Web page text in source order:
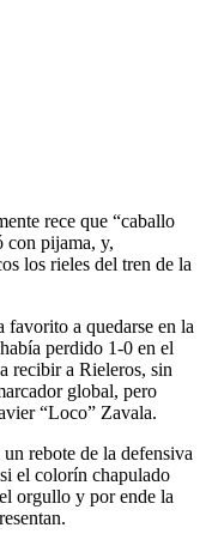
rece que “caballo
con pijama, y,
los rieles del tren de la
favorito a quedarse en la
perdido 1-0 en el
recibir a Rieleros, sin
global, pero
“Loco” Zavala.
rebote de la defensiva
el colorín chapulado
orgullo y por ende la